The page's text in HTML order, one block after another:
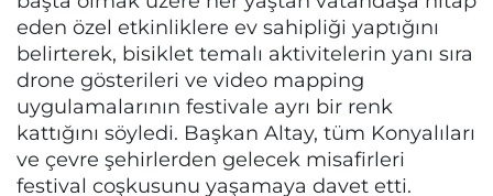
eden özel etkinliklere ev sahipliği yaptığını
belirterek, bisiklet temalı aktivitelerin yanı sıra
drone gösterileri ve video mapping
uygulamalarının festivale ayrı bir renk
kattığını söyledi. Başkan Altay, tüm Konyalıları
ve çevre şehirlerden gelecek misafirleri
festival coşkusunu yaşamaya davet etti.